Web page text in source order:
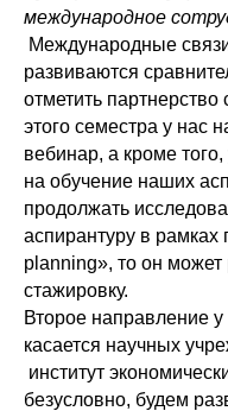
международное
Международные
развиваются
отметить
этого семестра у нас
вебинар, а кроме
на обучение наших
продолжать
аспирантуру в
planning», то он может
стажировку.
Второе направление
касается научных
институт
безусловно, будем